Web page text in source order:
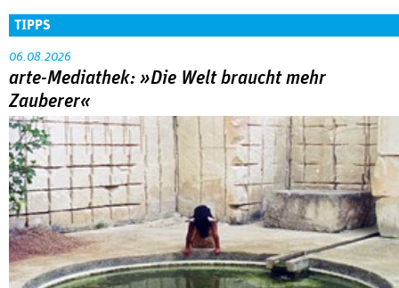
TIPPS
06.08.2026
arte-Mediathek: »Die Welt braucht mehr
Zauberer«